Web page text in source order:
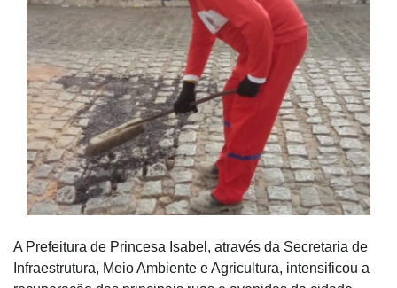
A Prefeitura de Princesa Isabel, através da Secretaria de
Infraestrutura, Meio Ambiente e Agricultura, intensificou a